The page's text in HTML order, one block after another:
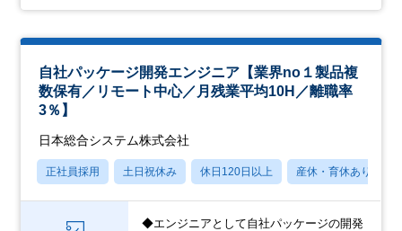
自社パッケージ開発エンジニア【業界no１製品複
数保有／リモート中心／月残業平均10H／離職率
3％】
日本総合システム株式会社
正社員採用 土日祝休み 休日120日以上 産休・育休あり
◆エンジニアとして自社パッケージの開発